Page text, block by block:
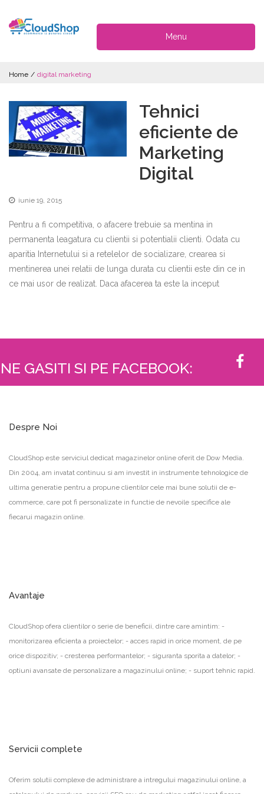
Menu
Home / digital marketing
Tehnici
eficiente de
Marketing
Digital
iunie 19, 2015
Pentru a fi competitiva, o afacere trebuie sa mentina in
permanenta leagatura cu clientii si potentialii clienti. Odata cu
aparitia Internetului si a retelelor de socializare, crearea si
mentinerea unei relatii de lunga durata cu clientii este din ce in
ce mai usor de realizat. Daca afacerea ta este la inceput
NE GASITI SI PE FACEBOOK:
Despre Noi
CloudShop este serviciul dedicat magazinelor online oferit de Dow Media.
Din 2004, am invatat continuu si am investit in instrumente tehnologice de
ultima generatie pentru a propune clientilor cele mai bune solutii de e-
commerce, care pot fi personalizate in functie de nevoile specifice ale
fiecarui magazin online.
Avantaje
CloudShop ofera clientilor o serie de beneficii, dintre care amintim: -
monitorizarea eficienta a proiectelor; - acces rapid in orice moment, de pe
orice dispozitiv; - cresterea performantelor; - siguranta sporita a datelor; -
optiuni avansate de personalizare a magazinului online; - suport tehnic rapid.
Servicii complete
Oferim solutii complexe de administrare a intregului magazinului online, a